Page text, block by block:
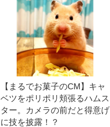
【まるでお菓子のCM】キャ
ベツをポリポリ頬張るハムス
ター。カメラの前だと得意げ
に技を披露！？